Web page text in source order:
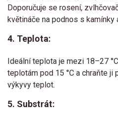
Doporučuje se rosení,
květináče na podnos s kamínky
4. Teplota:
Ideální teplota je mezi 18–27
teplotám pod 15 °C a chraňte ji
výkyvy teplot.
5. Substrát: